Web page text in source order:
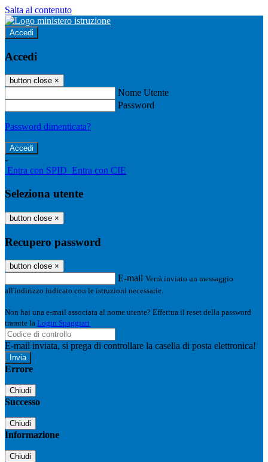
Salta al contenuto
Accedi
Accedi
button close ×
Nome Utente
Password
Password dimenticata?
-
Entra con SPID Entra con CIE
Seleziona utente
button close ×
Recupero password
button close ×
E-mail Verrà inviato un messaggio
all'indirizzo indicato con le istruzioni necessarie.
Non hai una e-mail associata al nome utente? Effettua il reset della password
tramite la Login Spaggiari
E-mail inviata, si prega di controllare la casella di posta elettronica!
Errore
Chiudi
Successo
Chiudi
Informazione
Chiudi